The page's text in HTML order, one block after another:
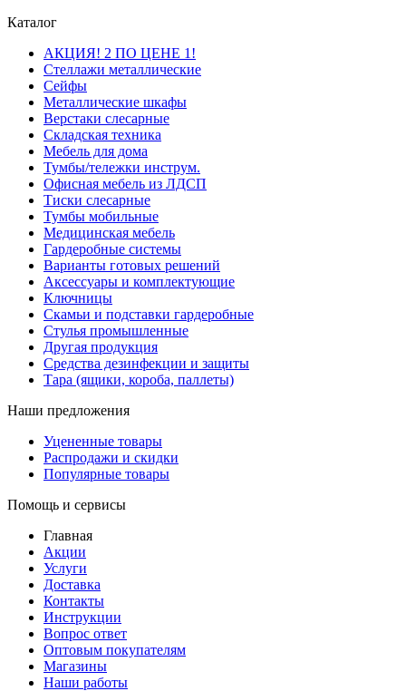
Каталог
АКЦИЯ! 2 ПО ЦЕНЕ 1!
Стеллажи металлические
Сейфы
Металлические шкафы
Верстаки слесарные
Складская техника
Мебель для дома
Тумбы/тележки инструм.
Офисная мебель из ЛДСП
Тиски слесарные
Тумбы мобильные
Медицинская мебель
Гардеробные системы
Варианты готовых решений
Аксессуары и комплектующие
Ключницы
Скамьи и подставки гардеробные
Стулья промышленные
Другая продукция
Средства дезинфекции и защиты
Тара (ящики, короба, паллеты)
Наши предложения
Уцененные товары
Распродажи и скидки
Популярные товары
Помощь и сервисы
Главная
Акции
Услуги
Доставка
Контакты
Инструкции
Вопрос ответ
Оптовым покупателям
Магазины
Наши работы